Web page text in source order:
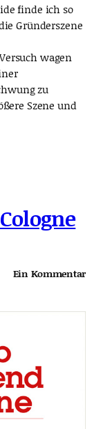
finde ich so
Gründerszene
wagen
zu
Szene und
Ein Kommentar